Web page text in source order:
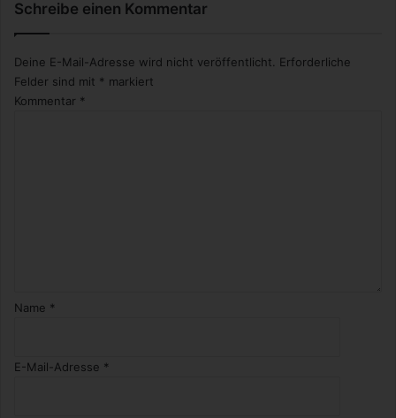
Schreibe einen Kommentar
Deine E-Mail-Adresse wird nicht veröffentlicht. Erforderliche
Felder sind mit * markiert
Kommentar *
Name *
E-Mail-Adresse *